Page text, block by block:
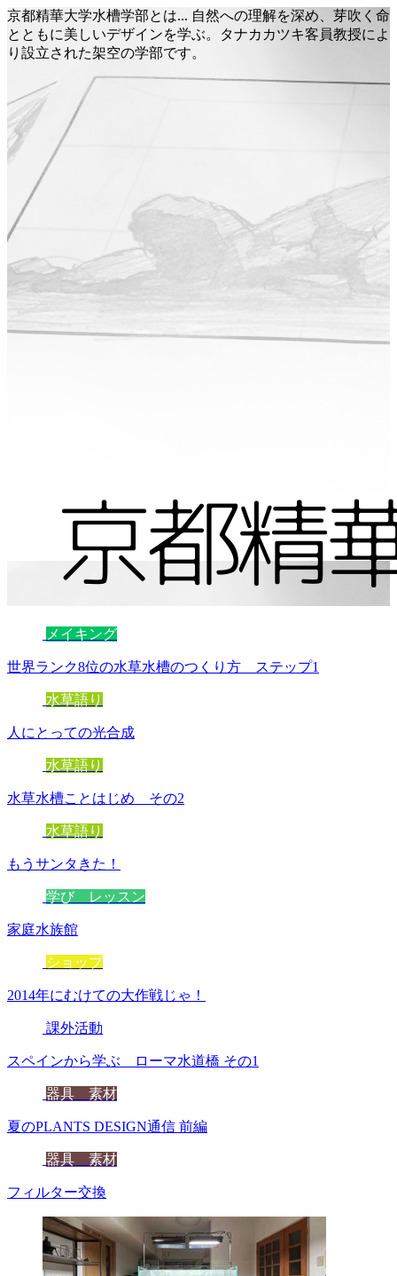
京都精華大学水槽学部とは... 自然への理解を深め、芽吹く命
とともに美しいデザインを学ぶ。タナカカツキ客員教授によ
り設立された架空の学部です。
メイキング
世界ランク8位の水草水槽のつくり方 ステップ1
水草語り
人にとっての光合成
水草語り
水草水槽ことはじめ その2
水草語り
もうサンタきた！
学び レッスン
家庭水族館
ショップ
2014年にむけての大作戦じゃ！
課外活動
スペインから学ぶ ローマ水道橋 その1
器具 素材
夏のPLANTS DESIGN通信 前編
器具 素材
フィルター交換